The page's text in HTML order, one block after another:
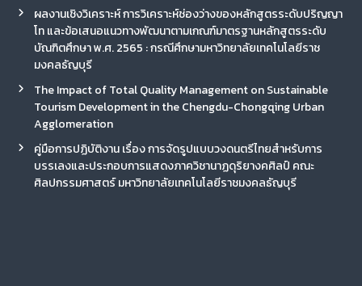
ผลงานเชิงวิเคราะห์ การวิเคราะห์ช่องว่างของหลักสูตรระดับปริญญา
โท และข้อเสนอแนวทางพัฒนาตามเกณฑ์มาตรฐานหลักสูตรระดับ
บัณฑิตศึกษา พ.ศ. 2565 : กรณีศึกษามหาวิทยาลัยเทคโนโลยีราช
มงคลธัญบุรี
The Impact of Total Quality Management on Sustainable
Tourism Development in the Chengdu-Chongqing Urban
Agglomeration
คู่มือการปฏิบัติงาน เรื่อง การจัดรูปแบบวงดนตรีไทยสำหรับการ
บรรเลงและประกอบการแสดงภาควิชานาฏดุริยางคศิลป์ คณะ
ศิลปกรรมศาสตร์ มหาวิทยาลัยเทคโนโลยีราชมงคลธัญบุรี